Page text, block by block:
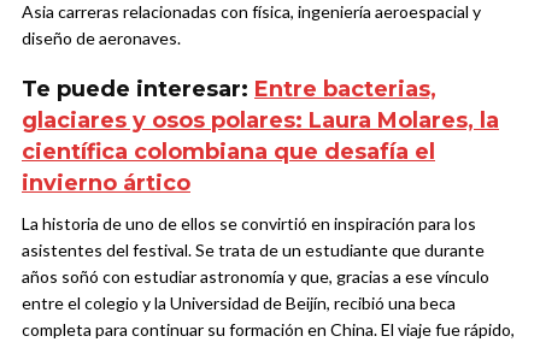
Asia carreras relacionadas con física, ingeniería aeroespacial y
diseño de aeronaves.
Te puede interesar: Entre bacterias,
glaciares y osos polares: Laura Molares, la
científica colombiana que desafía el
invierno ártico
La historia de uno de ellos se convirtió en inspiración para los
asistentes del festival. Se trata de un estudiante que durante
años soñó con estudiar astronomía y que, gracias a ese vínculo
entre el colegio y la Universidad de Beijín, recibió una beca
completa para continuar su formación en China. El viaje fue rápido,